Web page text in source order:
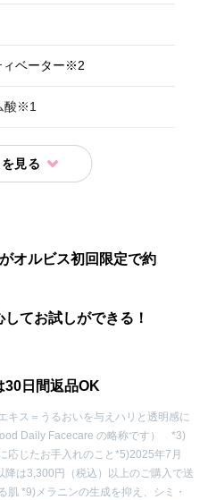
ィベーター※2
酸※1
(送料無料）
ンクルセラム7日間分
パウチ1包
水アームバンド
オルビス初回限定で約
てお試しができる！
30日間返品OK
キス＝うるおいを与えハリと透明感に
Daily Facecare の略称です） *3)
じたお手入れのこと *5)2025年7月
は3,300円（税込）以上のご購入で送
肌 *9)メラニンの生成を抑え、シミ・